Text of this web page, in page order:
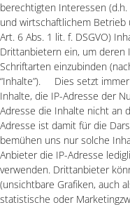
berechtigten Interessen
und wirtschaftlichem Betrieb
Art. 6 Abs. 1 lit. f. DSGVO)
Drittanbietern ein, um deren
Schriftarten einzubinden
“Inhalte”). Dies setzt
Inhalte, die IP-Adresse der
Adresse die Inhalte nicht an
Adresse ist damit für die
bemühen uns nur solche
Anbieter die IP-Adresse
verwenden. Drittanbieter
(unsichtbare Grafiken, auch
statistische oder